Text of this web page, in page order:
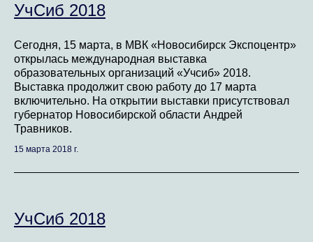
УчСиб 2018
Сегодня, 15 марта, в МВК «Новосибирск Экспоцентр»
открылась международная выставка
образовательных организаций «Учсиб» 2018.
Выставка продолжит свою работу до 17 марта
включительно. На открытии выставки присутствовал
губернатор Новосибирской области Андрей
Травников.
15 марта 2018 г.
УчСиб 2018